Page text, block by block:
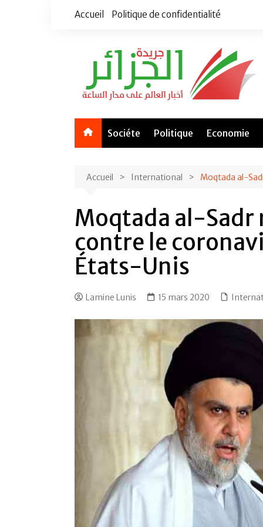
Accueil Politique de confidentialité
Sociéte Politique Economie
Accueil International Moqtada al-
Moqtada al-
contre le
États-Unis
Lamine Lunis 15 mars 2020